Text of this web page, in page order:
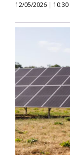
12/05/2026 | 10:30